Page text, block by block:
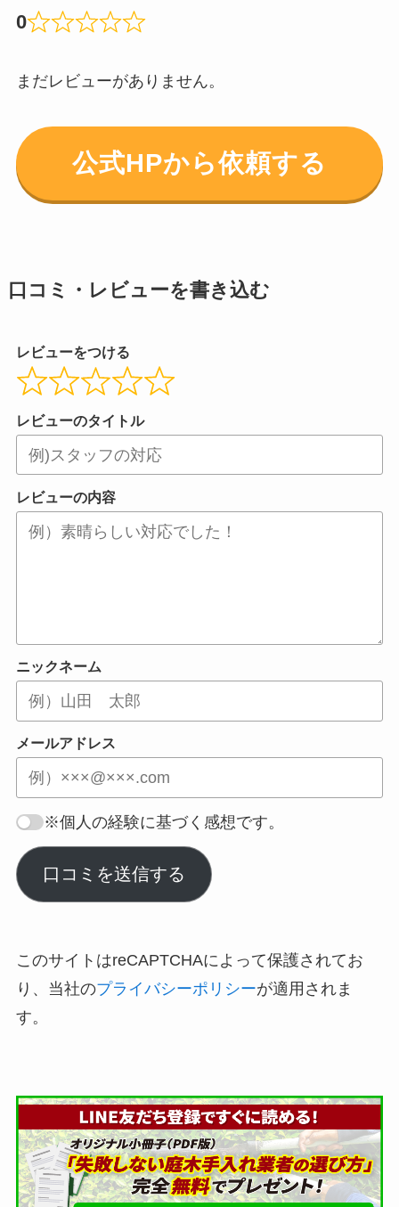
0
まだレビューがありません。
公式HPから依頼する
口コミ・レビューを書き込む
レビューをつける
レビューのタイトル
レビューの内容
ニックネーム
メールアドレス
※個人の経験に基づく感想です。
口コミを送信する
このサイトはreCAPTCHAによって保護されてお
り、当社のプライバシーポリシーが適用されま
す。